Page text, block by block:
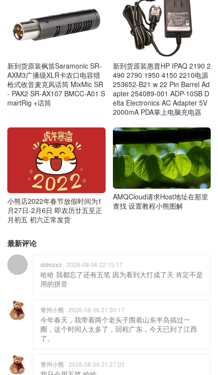
新到货原装枫笛Saramonic SR-
AXM3广播级XLR卡农口电容猎
枪式收音麦克风话筒 MixMic SR
- PAX2 SR-AX107 BMCC-A01 S
martRig +话筒
新到货原装惠普HP IPAQ 2190 2
490 2790 1950 4150 2210电源
253652-B21 w 22 Pin Barrel Ad
apter 254089-001 ADP-10SB D
elta Electronics AC Adapter 5V
2000mA PDA掌上电脑充电器
小熊店2022年春节放假时间为1
月27日-2月6日 即农历廿五至正
月初五 初六正常发货
AMQCloud请求Host地址在那里
查找 设置教程小熊图解
最新评论
ddmzxz 2026-08-06 22:15:17
哈哈 我都忘了还有五笔 因为看到大打成了天 肯定不是
用的拼音
青州小熊 2026-08-06 21:30:17
今年春天，我带着两个老头子围着山东半岛搞过一
圈，这个时间人太多了，回程广东，今天已到了江西
了。
青州小熊 2026-08-06 21:27:03